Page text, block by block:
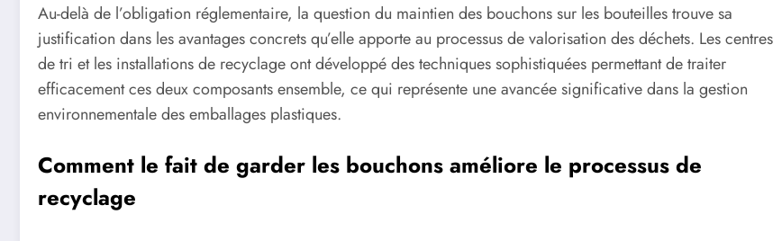
Au-delà de l’obligation réglementaire, la question du maintien des bouchons sur les bouteilles trouve sa
justification dans les avantages concrets qu’elle apporte au processus de valorisation des déchets. Les centres
de tri et les installations de recyclage ont développé des techniques sophistiquées permettant de traiter
efficacement ces deux composants ensemble, ce qui représente une avancée significative dans la gestion
environnementale des emballages plastiques.
Comment le fait de garder les bouchons améliore le processus de
recyclage